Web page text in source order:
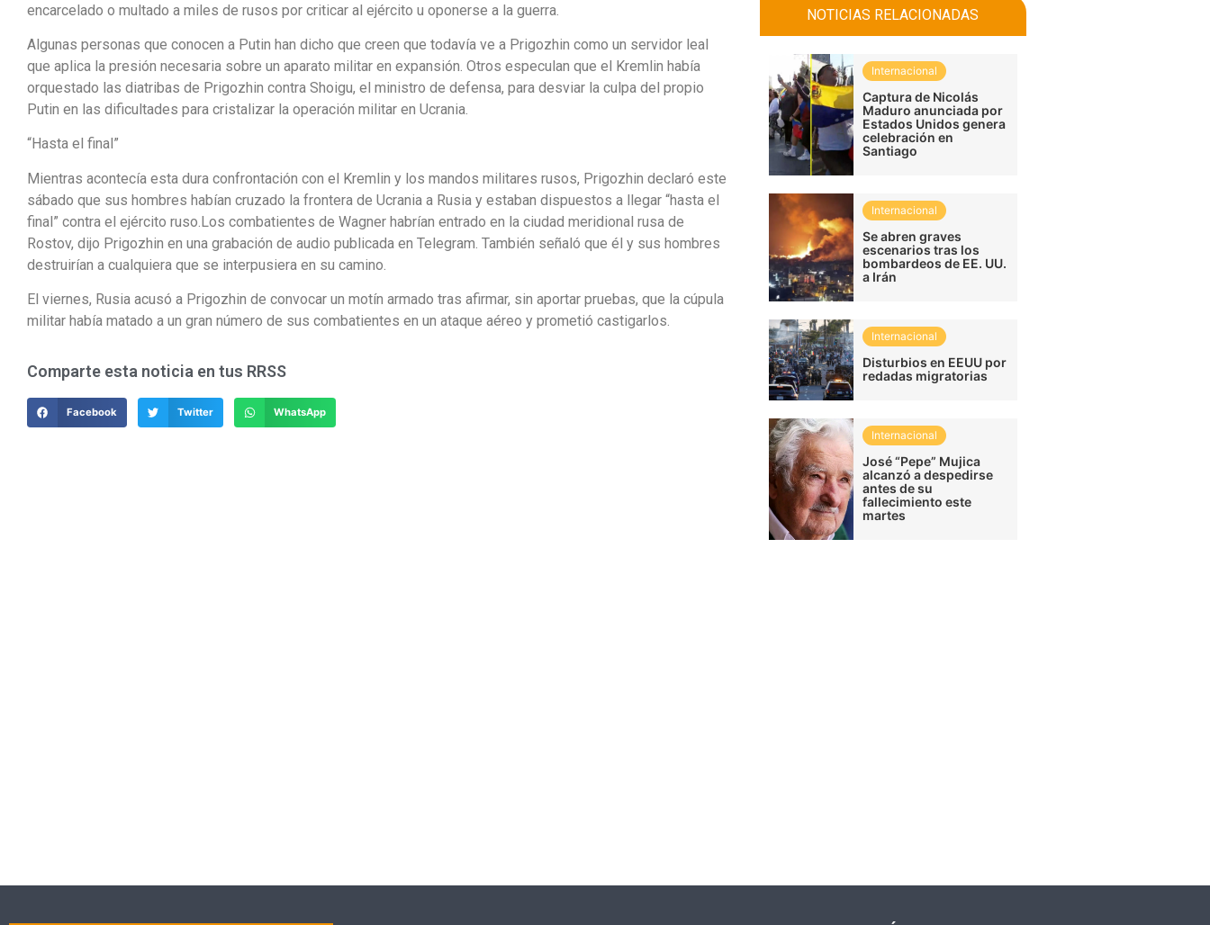
encarcelado o multado a miles de rusos por criticar al ejército u oponerse a la guerra.
Algunas personas que conocen a Putin han dicho que creen que todavía ve a Prigozhin como un servidor leal
que aplica la presión necesaria sobre un aparato militar en expansión. Otros especulan que el Kremlin había
orquestado las diatribas de Prigozhin contra Shoigu, el ministro de defensa, para desviar la culpa del propio
Putin en las dificultades para cristalizar la operación militar en Ucrania.
“Hasta el final”
Mientras acontecía esta dura confrontación con el Kremlin y los mandos militares rusos, Prigozhin declaró este
sábado que sus hombres habían cruzado la frontera de Ucrania a Rusia y estaban dispuestos a llegar “hasta el
final” contra el ejército ruso.Los combatientes de Wagner habrían entrado en la ciudad meridional rusa de
Rostov, dijo Prigozhin en una grabación de audio publicada en Telegram. También señaló que él y sus hombres
destruirían a cualquiera que se interpusiera en su camino.
El viernes, Rusia acusó a Prigozhin de convocar un motín armado tras afirmar, sin aportar pruebas, que la cúpula
militar había matado a un gran número de sus combatientes en un ataque aéreo y prometió castigarlos.
Comparte esta noticia en tus RRSS
Facebook Twitter WhatsApp
NOTICIAS RELACIONADAS
Internacional
Captura de Nicolás
Maduro anunciada por
Estados Unidos genera
celebración en
Santiago
Internacional
Se abren graves
escenarios tras los
bombardeos de EE. UU.
a Irán
Internacional
Disturbios en EEUU por
redadas migratorias
Internacional
José “Pepe” Mujica
alcanzó a despedirse
antes de su
fallecimiento este
martes